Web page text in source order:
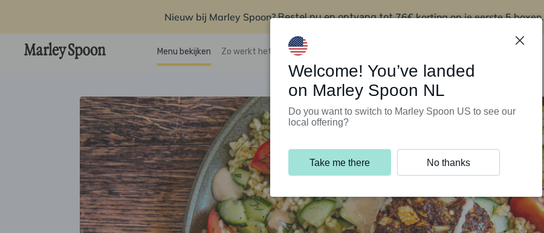
Nieuw bij Marley Spoon?Bestel nu en ontvang tot76€ korting op je eerste 5 boxen.
Menu bekijken Zo werkt het Klantenservice
Welcome! You’ve landed
on Marley Spoon NL
Do you want to switch to Marley Spoon US to see our
local offering?
Take me there No thanks